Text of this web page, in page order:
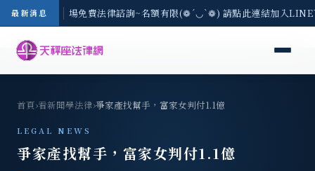
最新消息
區-8/3(一) 現場免費法律諮詢~名額有限(❁´◡`❁) 請點此連結加入
首頁›看新聞學法律›爭家產找幫手，富家女判付1.1億
LEGAL NEWS
爭家產找幫手，富家女判付1.1億